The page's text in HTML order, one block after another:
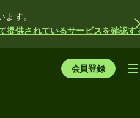
す。
提供されているサービスを確認す
会員登録